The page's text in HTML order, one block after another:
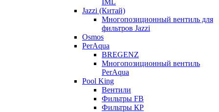
Jazzi (Китай)
Многопозиционный вентиль для
фильтров Jazzi
Osmos
PerAqua
BREGENZ
Многопозиционный вентиль
PerAqua
Pool King
Вентили
Фильтры FB
Фильтры КP